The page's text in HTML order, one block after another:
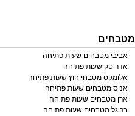
מטבחים
אביבי מטבחים שעות פתיחה
אדר טק שעות פתיחה
אלומקס מטבחי חוץ שעות פתיחה
אניס מטבחים שעות פתיחה
ארן מטבחים שעות פתיחה
בר גל מטבחים שעות פתיחה